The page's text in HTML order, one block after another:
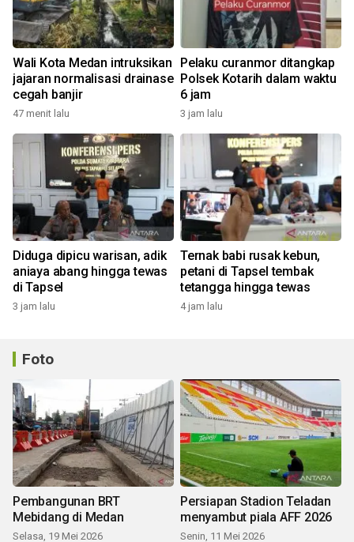
Wali Kota Medan intruksikan
jajaran normalisasi drainase
cegah banjir
47 menit lalu
Pelaku curanmor ditangkap
Polsek Kotarih dalam waktu
6 jam
3 jam lalu
Diduga dipicu warisan, adik
aniaya abang hingga tewas
di Tapsel
3 jam lalu
Ternak babi rusak kebun,
petani di Tapsel tembak
tetangga hingga tewas
4 jam lalu
Foto
Pembangunan BRT
Mebidang di Medan
Selasa, 19 Mei 2026
Persiapan Stadion Teladan
menyambut piala AFF 2026
Senin, 11 Mei 2026